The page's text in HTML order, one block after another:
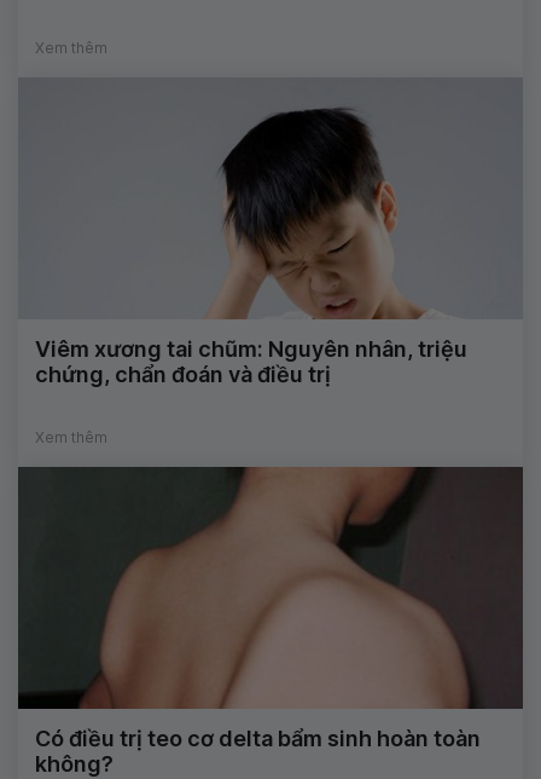
Xem thêm
Viêm xương tai chũm: Nguyên nhân, triệu
chứng, chẩn đoán và điều trị
Xem thêm
Có điều trị teo cơ delta bẩm sinh hoàn toàn
không?